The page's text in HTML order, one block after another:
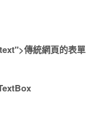
傳統網頁的表單